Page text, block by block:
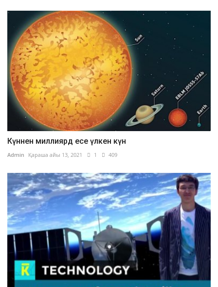
Күннен миллиярд есе үлкен күн
Admin Қараша айы 13, 2021 1 409